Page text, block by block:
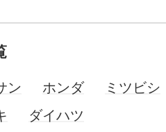
ン ホンダ
ミツビシ
ダイハツ